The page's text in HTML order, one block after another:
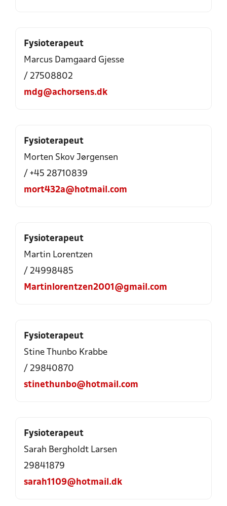
Fysioterapeut
Marcus Damgaard Gjesse
/ 27508802
mdg@achorsens.dk
Fysioterapeut
Morten Skov Jørgensen
/ +45 28710839
mort432a@hotmail.com
Fysioterapeut
Martin Lorentzen
/ 24998485
Martinlorentzen2001@gmail.com
Fysioterapeut
Stine Thunbo Krabbe
/ 29840870
stinethunbo@hotmail.com
Fysioterapeut
Sarah Bergholdt Larsen
29841879
sarah1109@hotmail.dk